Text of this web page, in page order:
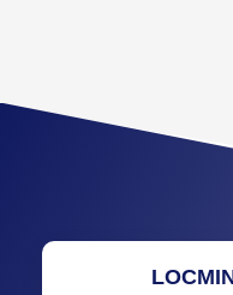
TAUX DE PROPRIÉTAIRES
DISTANCE DE L'AÉROPORT :